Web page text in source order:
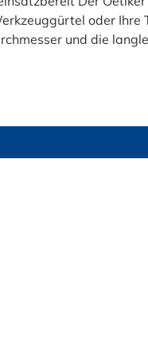
oder Ihre
wird schneller,